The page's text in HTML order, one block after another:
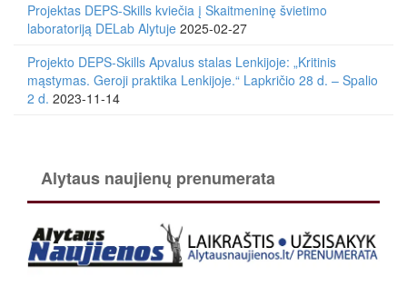
Projektas DEPS-Skills kviečia į Skaitmeninę švietimo
laboratoriją DELab Alytuje 2025-02-27
Projekto DEPS-Skills Apvalus stalas Lenkijoje: „Kritinis
mąstymas. Geroji praktika Lenkijoje.“ Lapkričio 28 d. – Spalio
2 d. 2023-11-14
Alytaus naujienų prenumerata